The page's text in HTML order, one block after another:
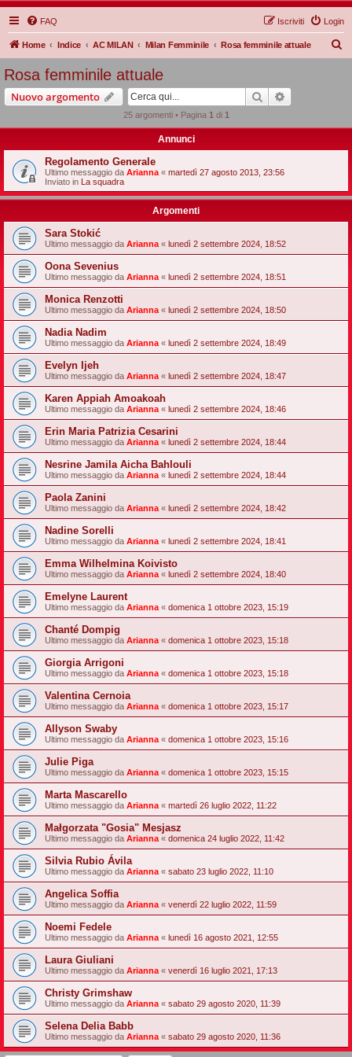
FAQ Login
Iscriviti
Home Indice AC MILAN Milan Femminile Rosa femminile attuale
Rosa femminile attuale
Nuovo argomento Cerca
25 argomenti • Pagina 1 di 1
Annunci
Regolamento Generale
Ultimo messaggio da Arianna « martedì 27 agosto 2013, 23:56
Inviato in La squadra
Argomenti
Sara Stokić
Ultimo messaggio da Arianna « lunedì 2 settembre 2024, 18:52
Oona Sevenius
Ultimo messaggio da Arianna « lunedì 2 settembre 2024, 18:51
Monica Renzotti
Ultimo messaggio da Arianna « lunedì 2 settembre 2024, 18:50
Nadia Nadim
Ultimo messaggio da Arianna « lunedì 2 settembre 2024, 18:49
Evelyn Ijeh
Ultimo messaggio da Arianna « lunedì 2 settembre 2024, 18:47
Karen Appiah Amoakoah
Ultimo messaggio da Arianna « lunedì 2 settembre 2024, 18:46
Erin Maria Patrizia Cesarini
Ultimo messaggio da Arianna « lunedì 2 settembre 2024, 18:44
Nesrine Jamila Aicha Bahlouli
Ultimo messaggio da Arianna « lunedì 2 settembre 2024, 18:44
Paola Zanini
Ultimo messaggio da Arianna « lunedì 2 settembre 2024, 18:42
Nadine Sorelli
Ultimo messaggio da Arianna « lunedì 2 settembre 2024, 18:41
Emma Wilhelmina Koivisto
Ultimo messaggio da Arianna « lunedì 2 settembre 2024, 18:40
Emelyne Laurent
Ultimo messaggio da Arianna « domenica 1 ottobre 2023, 15:19
Chanté Dompig
Ultimo messaggio da Arianna « domenica 1 ottobre 2023, 15:18
Giorgia Arrigoni
Ultimo messaggio da Arianna « domenica 1 ottobre 2023, 15:18
Valentina Cernoia
Ultimo messaggio da Arianna « domenica 1 ottobre 2023, 15:17
Allyson Swaby
Ultimo messaggio da Arianna « domenica 1 ottobre 2023, 15:16
Julie Piga
Ultimo messaggio da Arianna « domenica 1 ottobre 2023, 15:15
Marta Mascarello
Ultimo messaggio da Arianna « martedì 26 luglio 2022, 11:22
Małgorzata "Gosia" Mesjasz
Ultimo messaggio da Arianna « domenica 24 luglio 2022, 11:42
Silvia Rubio Ávila
Ultimo messaggio da Arianna « sabato 23 luglio 2022, 11:10
Angelica Soffia
Ultimo messaggio da Arianna « venerdì 22 luglio 2022, 11:59
Noemi Fedele
Ultimo messaggio da Arianna « lunedì 16 agosto 2021, 12:55
Laura Giuliani
Ultimo messaggio da Arianna « venerdì 16 luglio 2021, 17:13
Christy Grimshaw
Ultimo messaggio da Arianna « sabato 29 agosto 2020, 11:39
Selena Delia Babb
Ultimo messaggio da Arianna « sabato 29 agosto 2020, 11:36